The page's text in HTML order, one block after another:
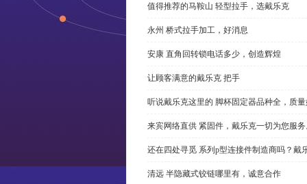
值得推荐的马鞍山 轻型拉手，选戴乐克
永州 桥式拉手加工，好消息
安康 直角回转锁电话多少，创造辉煌
让顾客满意的戴乐克 把手
听说戴乐克这里的 脚杯固定器品种全，质
来宾网络直供 紧固件，戴乐克一切为您服
还在四处寻觅 系列p型连接件制造商吗？戴
清远 半隐藏式铰链哪里有，诚意合作